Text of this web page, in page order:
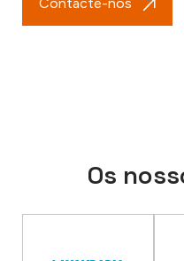
Os